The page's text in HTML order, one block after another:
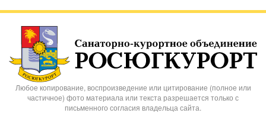
Любое копирование, воспроизведение или цитирование (полное или
частичное) фото материала или текста разрешается только с
письменного согласия владельца сайта.